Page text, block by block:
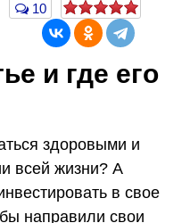
10
и где его
здоровыми и
всей жизни? А
в свое
направили свои